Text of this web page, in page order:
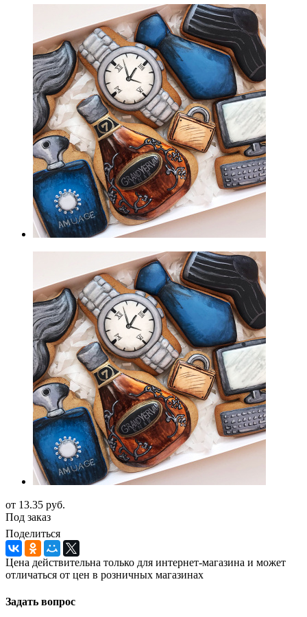
от 13.35 руб.
Под заказ
Поделиться
Цена действительна только для интернет-магазина и может
отличаться от цен в розничных магазинах
Задать вопрос